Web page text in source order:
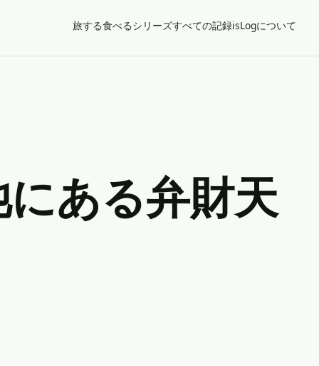
旅する食べるシリーズすべての記録isLogについて
ある弁財天